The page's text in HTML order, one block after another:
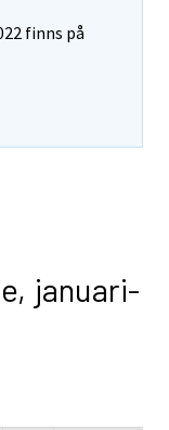
finns på
januari-